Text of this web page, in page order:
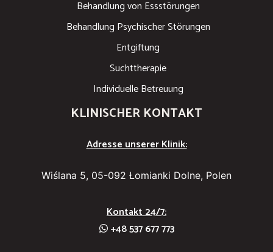
Behandlung von Essstörungen
Behandlung Psychischer Störungen
Entgiftung
Suchttherapie
Individuelle Betreuung
KLINISCHER KONTAKT
Adresse unserer Klinik:
Wiślana 5, 05-092 Łomianki Dolne, Polen
Kontakt 24/7:
+48 537 677 773